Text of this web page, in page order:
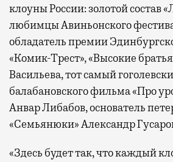
клоуны России: золотой состав
любимцы Авиньонского
обладатель премии
«Комик-Трест», «Высокие
Васильева, тот самый
балабановского фильма «Про
Анвар Либабов, основатель
«Семьянюки» Александр
«Здесь будет так, что каждый